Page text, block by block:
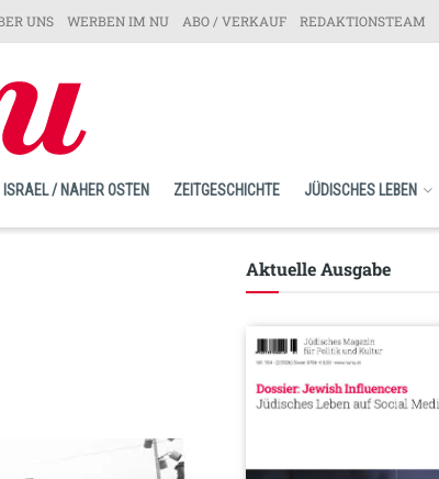
UNS WERBEN IM NU ABO / VERKAUF REDAKTIONSTEAM
ISRAEL / NAHER OSTEN ZEITGESCHICHTE JÜDISCHES LEBEN
Aktuelle Ausgabe​